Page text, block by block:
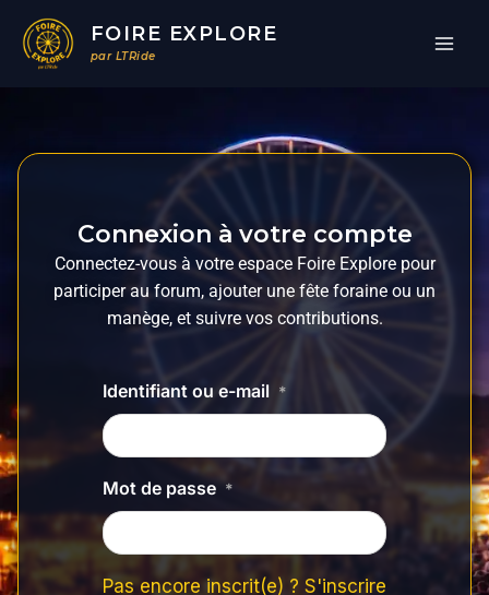
contenu
FOIRE EXPLORE
par LTRide
Connexion à votre compte
Connectez-vous à votre espace Foire Explore pour
participer au forum, ajouter une fête foraine ou un
manège, et suivre vos contributions.
Identifiant ou e-mail *
Mot de passe *
Pas encore inscrit(e) ? S'inscrire